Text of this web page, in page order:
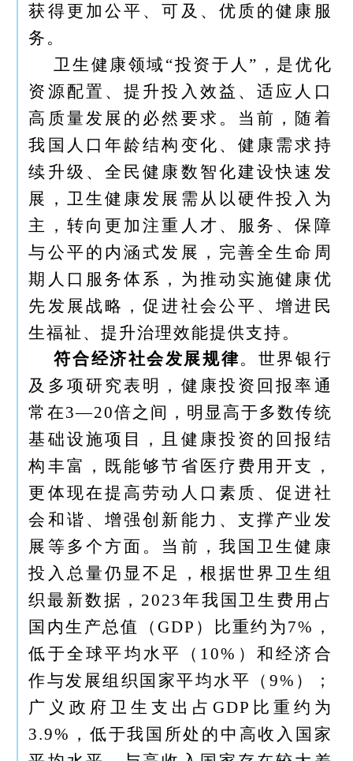
获得更加公平、可及、优质的健康服
务。
卫生健康领域“投资于人”，是优化
资源配置、提升投入效益、适应人口
高质量发展的必然要求。当前，随着
我国人口年龄结构变化、健康需求持
续升级、全民健康数智化建设快速发
展，卫生健康发展需从以硬件投入为
主，转向更加注重人才、服务、保障
与公平的内涵式发展，完善全生命周
期人口服务体系，为推动实施健康优
先发展战略，促进社会公平、增进民
生福祉、提升治理效能提供支持。
符合经济社会发展规律。世界银行
及多项研究表明，健康投资回报率通
常在3—20倍之间，明显高于多数传统
基础设施项目，且健康投资的回报结
构丰富，既能够节省医疗费用开支，
更体现在提高劳动人口素质、促进社
会和谐、增强创新能力、支撑产业发
展等多个方面。当前，我国卫生健康
投入总量仍显不足，根据世界卫生组
织最新数据，2023年我国卫生费用占
国内生产总值（GDP）比重约为7%，
低于全球平均水平（10%）和经济合
作与发展组织国家平均水平（9%）；
广义政府卫生支出占GDP比重约为
3.9%，低于我国所处的中高收入国家